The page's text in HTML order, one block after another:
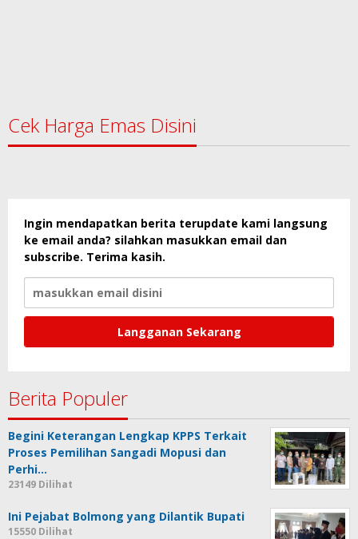
Cek Harga Emas Disini
Ingin mendapatkan berita terupdate kami langsung
ke email anda? silahkan masukkan email dan
subscribe. Terima kasih.
Berita Populer
Begini Keterangan Lengkap KPPS Terkait
Proses Pemilihan Sangadi Mopusi dan
Perhi…
23149 Dilihat
Ini Pejabat Bolmong yang Dilantik Bupati
15550 Dilihat